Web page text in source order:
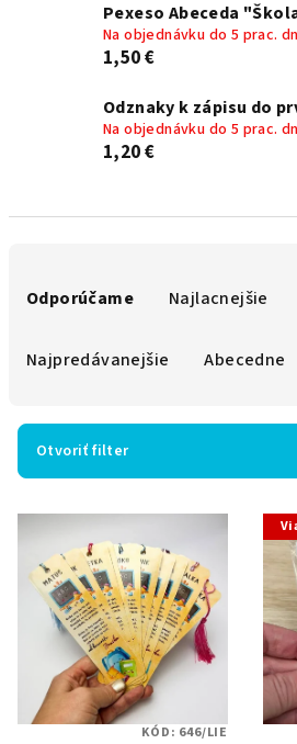
Pexeso Abeceda
Na objednávku do 5 prac.
1,50 €
Odznaky k zápisu do
Na objednávku do 5 prac.
1,20 €
p
r
v
Odporúčame Najlacnejšie
Najpredávanejšie Abecedne
Otvoriť filter
V
ý
o
KÓD: 646/LIE